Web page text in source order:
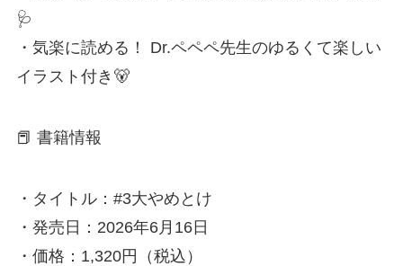
🩺
・気楽に読める！ Dr.ペペペ先生のゆるくて楽しい
イラスト付き🐻
📕 書籍情報
・タイトル：#3大やめとけ
・発売日：2026年6月16日
・価格：1,320円（税込）